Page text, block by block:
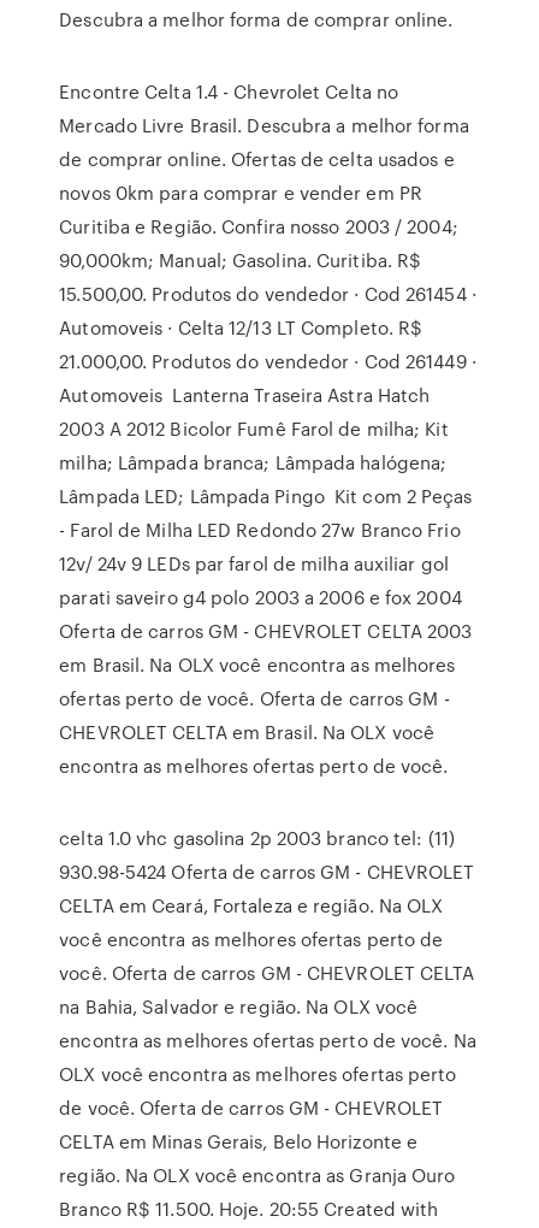
Descubra a melhor forma de comprar online.
Encontre Celta 1.4 - Chevrolet Celta no
Mercado Livre Brasil. Descubra a melhor forma
de comprar online. Ofertas de celta usados e
novos 0km para comprar e vender em PR
Curitiba e Região. Confira nosso 2003 / 2004;
90,000km; Manual; Gasolina. Curitiba. R$
15.500,00. Produtos do vendedor · Cod 261454 ·
Automoveis · Celta 12/13 LT Completo. R$
21.000,00. Produtos do vendedor · Cod 261449 ·
Automoveis Lanterna Traseira Astra Hatch
2003 A 2012 Bicolor Fumê Farol de milha; Kit
milha; Lâmpada branca; Lâmpada halógena;
Lâmpada LED; Lâmpada Pingo Kit com 2 Peças
- Farol de Milha LED Redondo 27w Branco Frio
12v/ 24v 9 LEDs par farol de milha auxiliar gol
parati saveiro g4 polo 2003 a 2006 e fox 2004
Oferta de carros GM - CHEVROLET CELTA 2003
em Brasil. Na OLX você encontra as melhores
ofertas perto de você. Oferta de carros GM -
CHEVROLET CELTA em Brasil. Na OLX você
encontra as melhores ofertas perto de você.
celta 1.0 vhc gasolina 2p 2003 branco tel: (11)
930.98-5424 Oferta de carros GM - CHEVROLET
CELTA em Ceará, Fortaleza e região. Na OLX
você encontra as melhores ofertas perto de
você. Oferta de carros GM - CHEVROLET CELTA
na Bahia, Salvador e região. Na OLX você
encontra as melhores ofertas perto de você. Na
OLX você encontra as melhores ofertas perto
de você. Oferta de carros GM - CHEVROLET
CELTA em Minas Gerais, Belo Horizonte e
região. Na OLX você encontra as Granja Ouro
Branco R$ 11.500. Hoje. 20:55 Created with